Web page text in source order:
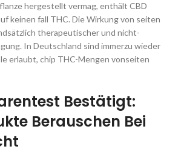
hergestellt vermag, enthält CBD
keinen fall THC. Die Wirkung von seiten
therapeutischer und nicht-
In Deutschland sind immerzu wieder
erlaubt, chip THC-Mengen vonseiten
Bestätigt:
Berauschen Bei